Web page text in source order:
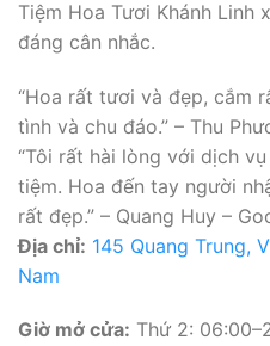
Tiệm Hoa Tươi Khánh Linh
đáng cân nhắc.
“Hoa rất tươi và đẹp, cắm
tình và chu đáo.” – Thu
“Tôi rất hài lòng với dịch
tiệm. Hoa đến tay người
rất đẹp.” – Quang Huy –
Địa chỉ: 145 Quang Trung,
Nam
Giờ mở cửa: Thứ 2: